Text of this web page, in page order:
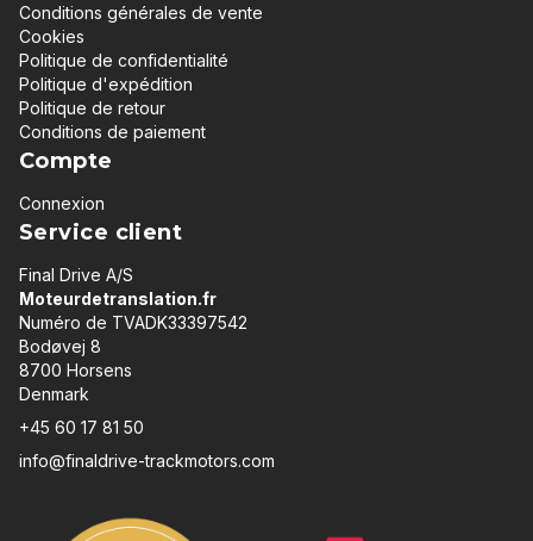
Conditions générales de vente
Cookies
Politique de confidentialité
Politique d'expédition
Politique de retour
Conditions de paiement
Compte
Connexion
Service client
Final Drive A/S
Moteurdetranslation.fr
Numéro de TVADK33397542
Bodøvej 8
8700 Horsens
Denmark
+45 60 17 81 50
info@finaldrive-trackmotors.com